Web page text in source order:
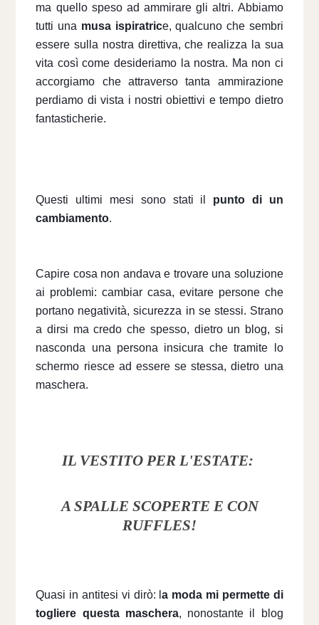
ma quello speso ad ammirare gli altri. Abbiamo
tutti una musa ispiratrice, qualcuno che sembri
essere sulla nostra direttiva, che realizza la sua
vita così come desideriamo la nostra. Ma non ci
accorgiamo che attraverso tanta ammirazione
perdiamo di vista i nostri obiettivi e tempo dietro
fantasticherie.
Questi ultimi mesi sono stati il punto di un
cambiamento.
Capire cosa non andava e trovare una soluzione
ai problemi: cambiar casa, evitare persone che
portano negatività, sicurezza in se stessi. Strano
a dirsi ma credo che spesso, dietro un blog, si
nasconda una persona insicura che tramite lo
schermo riesce ad essere se stessa, dietro una
maschera.
IL VESTITO PER L'ESTATE:
A SPALLE SCOPERTE E CON
RUFFLES!
Quasi in antitesi vi dirò: la moda mi permette di
togliere questa maschera, nonostante il blog